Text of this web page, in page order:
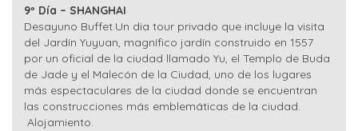
9º Día – SHANGHAI
Desayuno Buffet.Un dia tour privado que incluye la visita
del Jardín Yuyuan, magnífico jardín construido en 1557
por un oficial de la ciudad llamado Yu, el Templo de Buda
de Jade y el Malecón de la Ciudad, uno de los lugares
más espectaculares de la ciudad donde se encuentran
las construcciones más emblemáticas de la ciudad.
Alojamiento.